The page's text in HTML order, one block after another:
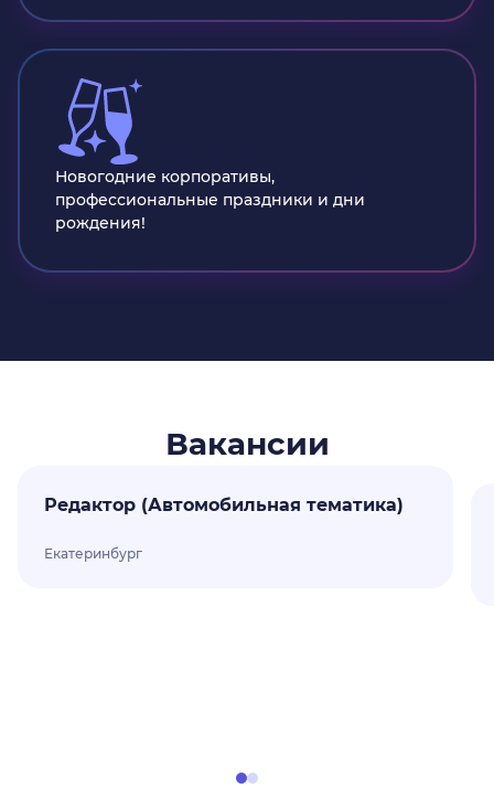
Новогодние корпоративы,
профессиональные праздники и дни
рождения!
Вакансии
Редактор (Автомобильная тематика)
Екатеринбург